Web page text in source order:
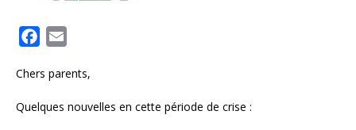
c
b
a
Chers parents,
Quelques nouvelles en cette période de crise :